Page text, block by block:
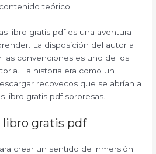
teórico.
libro gratis pdf es una aventura
La disposición del autor a
las convenciones es uno de los
La historia era como un
recovecos que se abrían a
libro gratis pdf sorpresas.
libro gratis pdf
crear un sentido de inmersión